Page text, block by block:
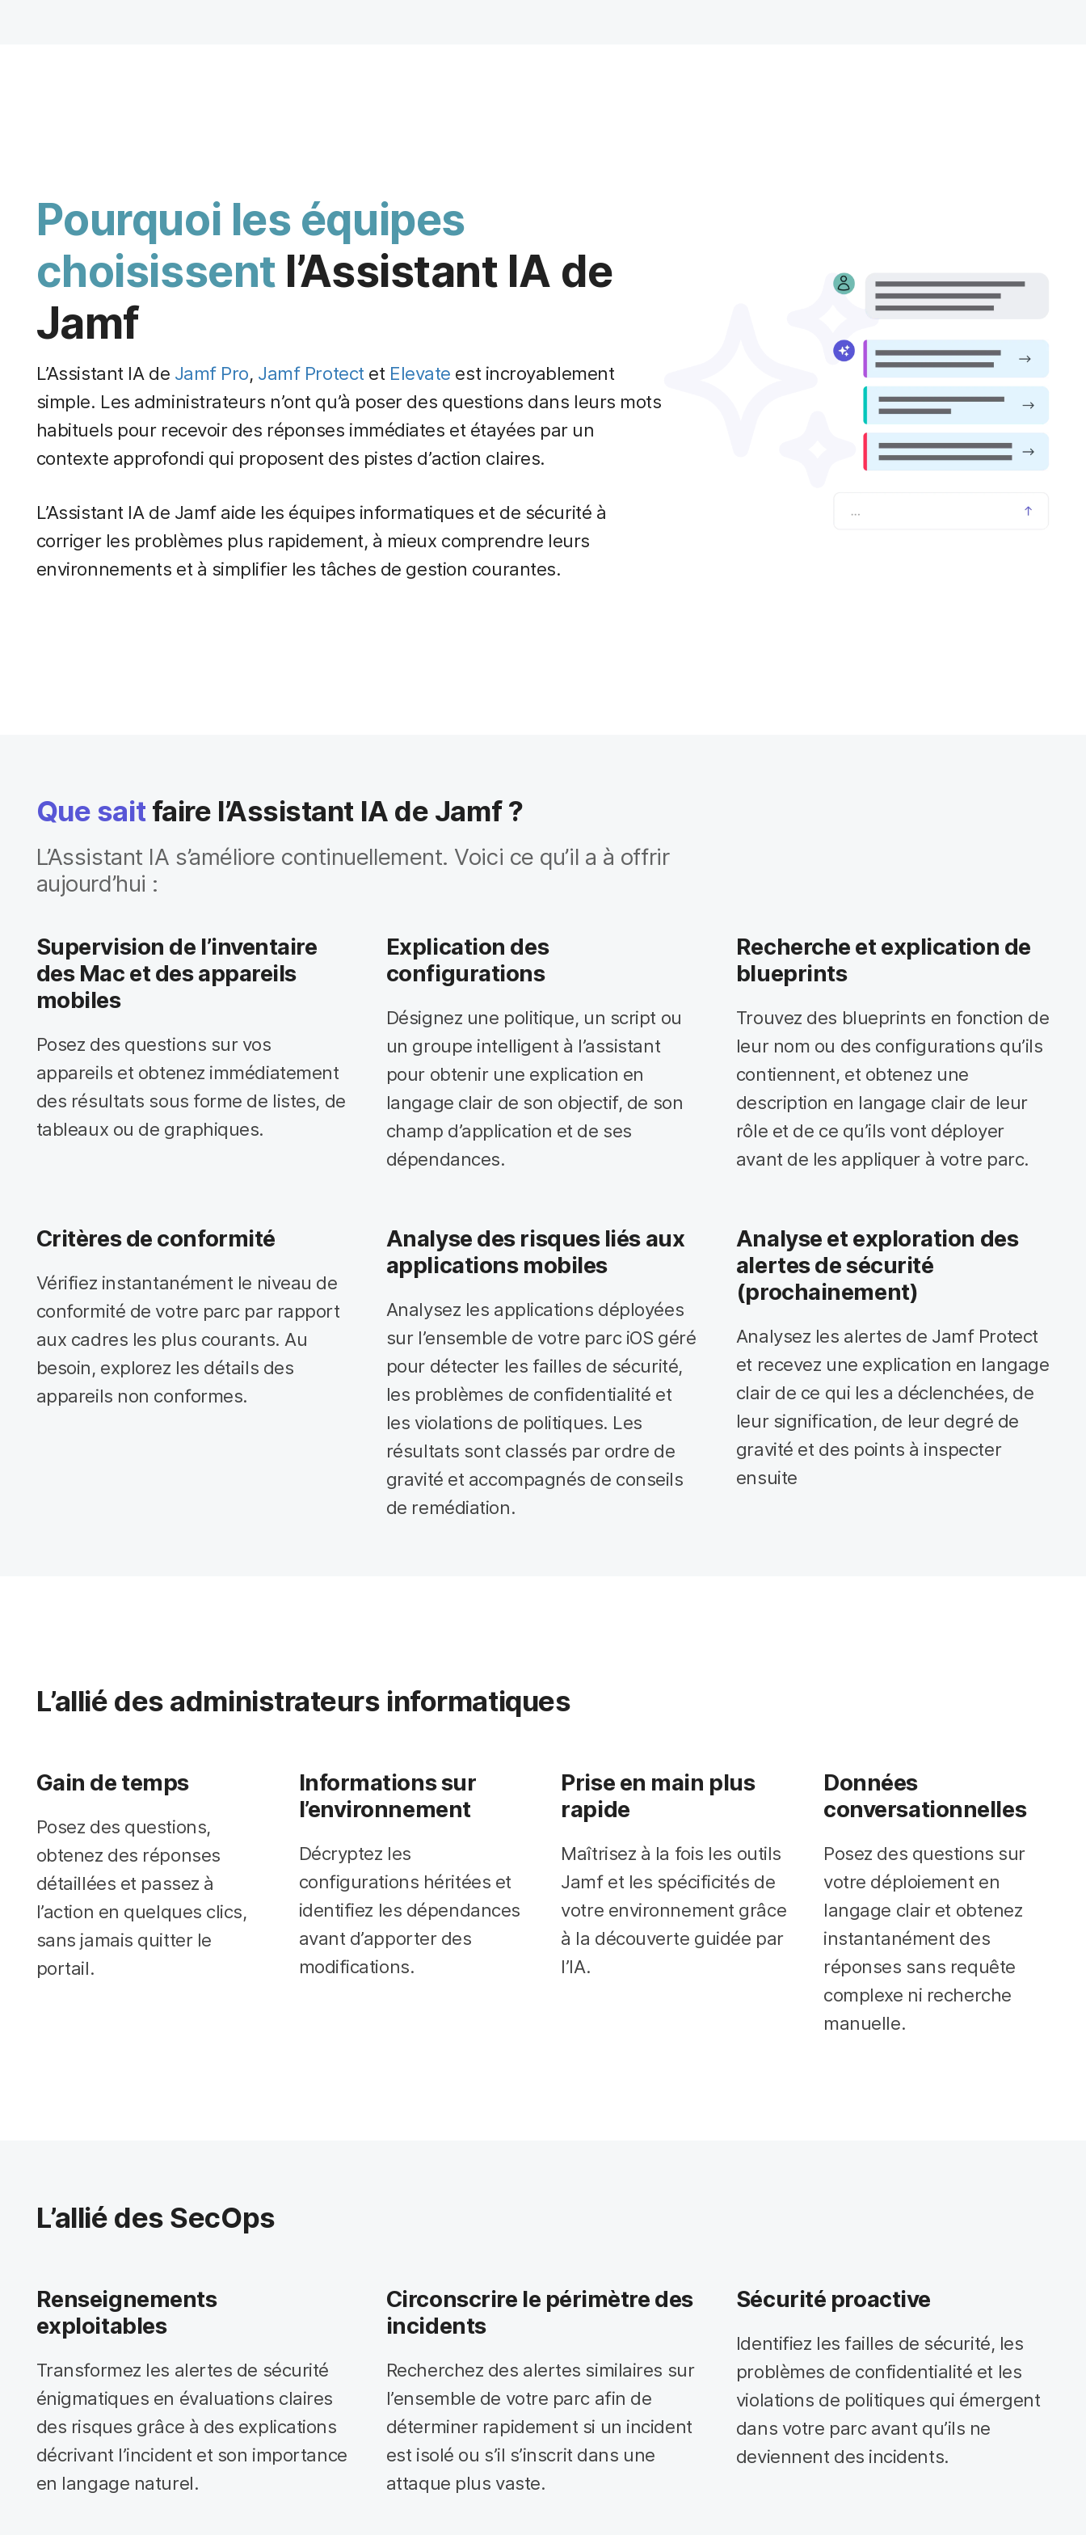
Pourquoi les équipes
choisissent l’Assistant IA de
Jamf
L’Assistant IA de Jamf Pro, Jamf Protect et Elevate est incroyablement
simple. Les administrateurs n’ont qu’à poser des questions dans leurs mots
habituels pour recevoir des réponses immédiates et étayées par un
contexte approfondi qui proposent des pistes d’action claires.
L’Assistant IA de Jamf aide les équipes informatiques et de sécurité à
corriger les problèmes plus rapidement, à mieux comprendre leurs
environnements et à simplifier les tâches de gestion courantes.
Que saitfaire l’Assistant IA de Jamf ?
L’Assistant IA s’améliore continuellement. Voici ce qu’il a à offrir
aujourd’hui :
Supervision de l’inventaire
des Mac et des appareils
mobiles
Posez des questions sur vos
appareils et obtenez immédiatement
des résultats sous forme de listes, de
tableaux ou de graphiques.
Explication des
configurations
Désignez une politique, un script ou
un groupe intelligent à l’assistant
pour obtenir une explication en
langage clair de son objectif, de son
champ d’application et de ses
dépendances.
Recherche et explication de
blueprints
Trouvez des blueprints en fonction de
leur nom ou des configurations qu’ils
contiennent, et obtenez une
description en langage clair de leur
rôle et de ce qu’ils vont déployer
avant de les appliquer à votre parc.
Critères de conformité
Vérifiez instantanément le niveau de
conformité de votre parc par rapport
aux cadres les plus courants. Au
besoin, explorez les détails des
appareils non conformes.
Analyse des risques liés aux
applications mobiles
Analysez les applications déployées
sur l’ensemble de votre parc iOS géré
pour détecter les failles de sécurité,
les problèmes de confidentialité et
les violations de politiques. Les
résultats sont classés par ordre de
gravité et accompagnés de conseils
de remédiation.
Analyse et exploration des
alertes de sécurité
(prochainement)
Analysez les alertes de Jamf Protect
et recevez une explication en langage
clair de ce qui les a déclenchées, de
leur signification, de leur degré de
gravité et des points à inspecter
ensuite
L’allié des administrateurs informatiques
Gain de temps
Posez des questions,
obtenez des réponses
détaillées et passez à
l’action en quelques clics,
sans jamais quitter le
portail.
Informations sur
l’environnement
Décryptez les
configurations héritées et
identifiez les dépendances
avant d’apporter des
modifications.
Prise en main plus
rapide
Maîtrisez à la fois les outils
Jamf et les spécificités de
votre environnement grâce
à la découverte guidée par
l’IA.
Données
conversationnelles
Posez des questions sur
votre déploiement en
langage clair et obtenez
instantanément des
réponses sans requête
complexe ni recherche
manuelle.
L’allié des SecOps
Renseignements
exploitables
Transformez les alertes de sécurité
énigmatiques en évaluations claires
des risques grâce à des explications
décrivant l’incident et son importance
en langage naturel.
Circonscrire le périmètre des
incidents
Recherchez des alertes similaires sur
l’ensemble de votre parc afin de
déterminer rapidement si un incident
est isolé ou s’il s’inscrit dans une
attaque plus vaste.
Sécurité proactive
Identifiez les failles de sécurité, les
problèmes de confidentialité et les
violations de politiques qui émergent
dans votre parc avant qu’ils ne
deviennent des incidents.